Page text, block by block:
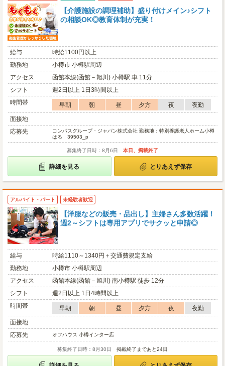
【介護施設の調理補助】盛り付けメイン♪シフト
の相談OK◎教育体制が充実！
給与
時給1100円以上
勤務地
小樽市 小樽駅周辺
アクセス
函館本線(函館－旭川) 小樽駅 車 11分
シフト
週2日以上 1日3時間以上
時間帯
早朝 朝 昼 夕方 夜
夜勤
面接地
応募先
コンパスグループ・ジャパン株式会社 勤務地：特別養護老人ホーム小樽
はる 39503_p
募集終了日時：8月6日 本日、掲載終了
詳細を見る とりあえず保存
アルバイト・パート 未経験者歓迎
【洋服などの販売・品出し】主婦さん多数活躍！
週2～シフトは専用アプリでサクッと申請◎
給与
時給1110～1340円＋交通費規定支給
勤務地
小樽市 小樽駅周辺
アクセス
函館本線(函館－旭川) 南小樽駅 徒歩 12分
シフト
週2日以上 1日4時間以上
時間帯
早朝 朝 昼 夕方 夜
夜勤
面接地
応募先
オフハウス 小樽インター店
募集終了日時：8月30日 掲載終了まであと24日